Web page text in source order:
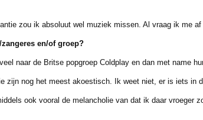
zou ik absoluut wel muziek missen. Al vraag ik me af
en/of groep?
de Britse popgroep Coldplay en dan met name hun
nog het meest akoestisch. Ik weet niet, er is iets in
ook vooral de melancholie van dat ik daar vroeger